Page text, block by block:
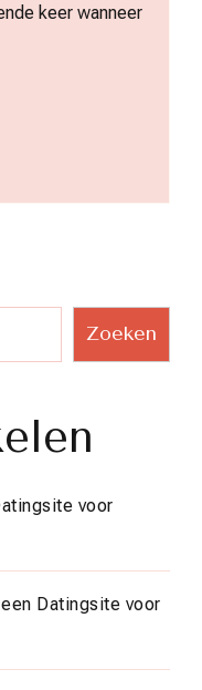
keer wanneer
Zoeken
voor
Datingsite voor